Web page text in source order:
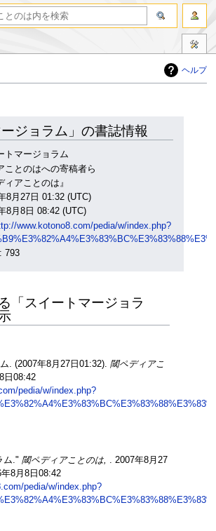
ヘルプ
ージョラム」の書誌情報
トマージョラム
ことのはへの寄稿者ら
アことのは』
8月27日 01:32 (UTC)
8月8日 08:42 (UTC)
www.kotono8.com/pedia/w/index.php?
793
「スイートマージョラ
. (2007年8月27日01:32). 閾ペディアこ
日08:42
pedia/w/index.php?
ム." 閾ペディアことのは,
. 2007年8月27
8月8日08:42
pedia/w/index.php?